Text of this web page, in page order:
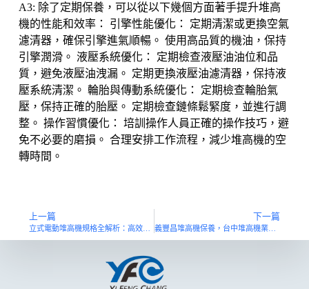
A3: 除了定期保養，可以從以下幾個方面著手提升堆高
機的性能和效率： 引擎性能優化： 定期清潔或更換空氣
濾清器，確保引擎進氣順暢。 使用高品質的機油，保持
引擎潤滑。 液壓系統優化： 定期檢查液壓油油位和品
質，避免液壓油洩漏。 定期更換液壓油濾清器，保持液
壓系統清潔。 輪胎與傳動系統優化： 定期檢查輪胎氣
壓，保持正確的胎壓。 定期檢查鏈條鬆緊度，並進行調
整。 操作習慣優化： 培訓操作人員正確的操作技巧，避
免不必要的磨損。 合理安排工作流程，減少堆高機的空
轉時間。
上一篇
立式電動堆高機規格全解析：高效選購攻略！
下一篇